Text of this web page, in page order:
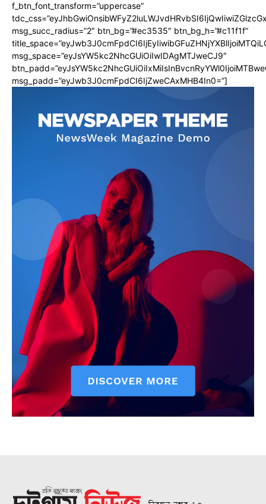
f_btn_font_transform=”uppercase”
msg_succ_radius=”2″ btn_bg=”#ec3535″ btn_bg_h=”#c11f1f”
msg_space=”eyJsYW5kc2NhcGUiOiIwIDAgMTJweCJ9″
msg_padd=”eyJwb3J0cmFpdCI6IjZweCAxMHB4In0=”]